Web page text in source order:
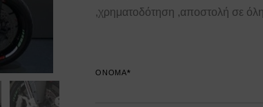
,χρηματοδότηση ,αποστολή σε
ΟΝΟΜΑ*